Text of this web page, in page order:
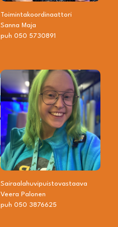
Toiminta­­koordinaattori
Sanna Maja
puh 050 5730891
Sairaalahuvipuisto­vastaava
Veera Palonen
puh 050 3876625